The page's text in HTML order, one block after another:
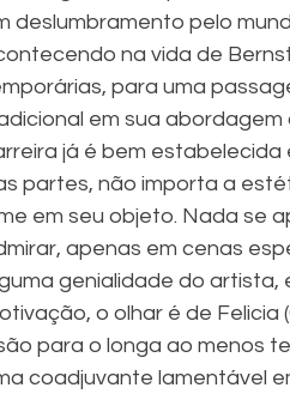
deslumbramento pelo
na vida de
para uma
em sua abordagem
já é bem estabelecida
partes, não importa a
em seu objeto. Nada se
apenas em cenas
genialidade do artista,
o olhar é de Felicia
para o longa ao menos
coadjuvante lamentável